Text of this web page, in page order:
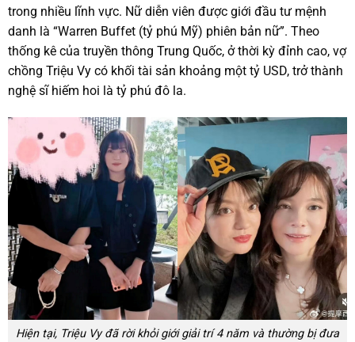
trong nhiều lĩnh vực. Nữ diễn viên được giới đầu tư mệnh
danh là “Warren Buffet (tỷ phú Mỹ) phiên bản nữ”. Theo
thống kê của truyền thông Trung Quốc, ở thời kỳ đỉnh cao, vợ
chồng Triệu Vy có khối tài sản khoảng một tỷ USD, trở thành
nghệ sĩ hiếm hoi là tỷ phú đô la.
Hiện tại, Triệu Vy đã rời khỏi giới giải trí 4 năm và thường bị đưa